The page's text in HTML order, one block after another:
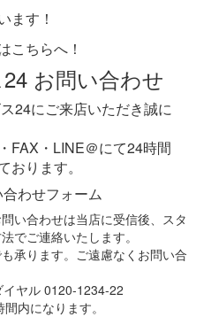
お問い合わせ
24にご来店いただき誠に
FAX・LINE＠にて24時間
おります。
わせフォーム
い合わせは当店に受信後、スタ
でご連絡いたします。
承ります。ご遠慮なくお問い合
ヤル 0120-1234-22
内になります。